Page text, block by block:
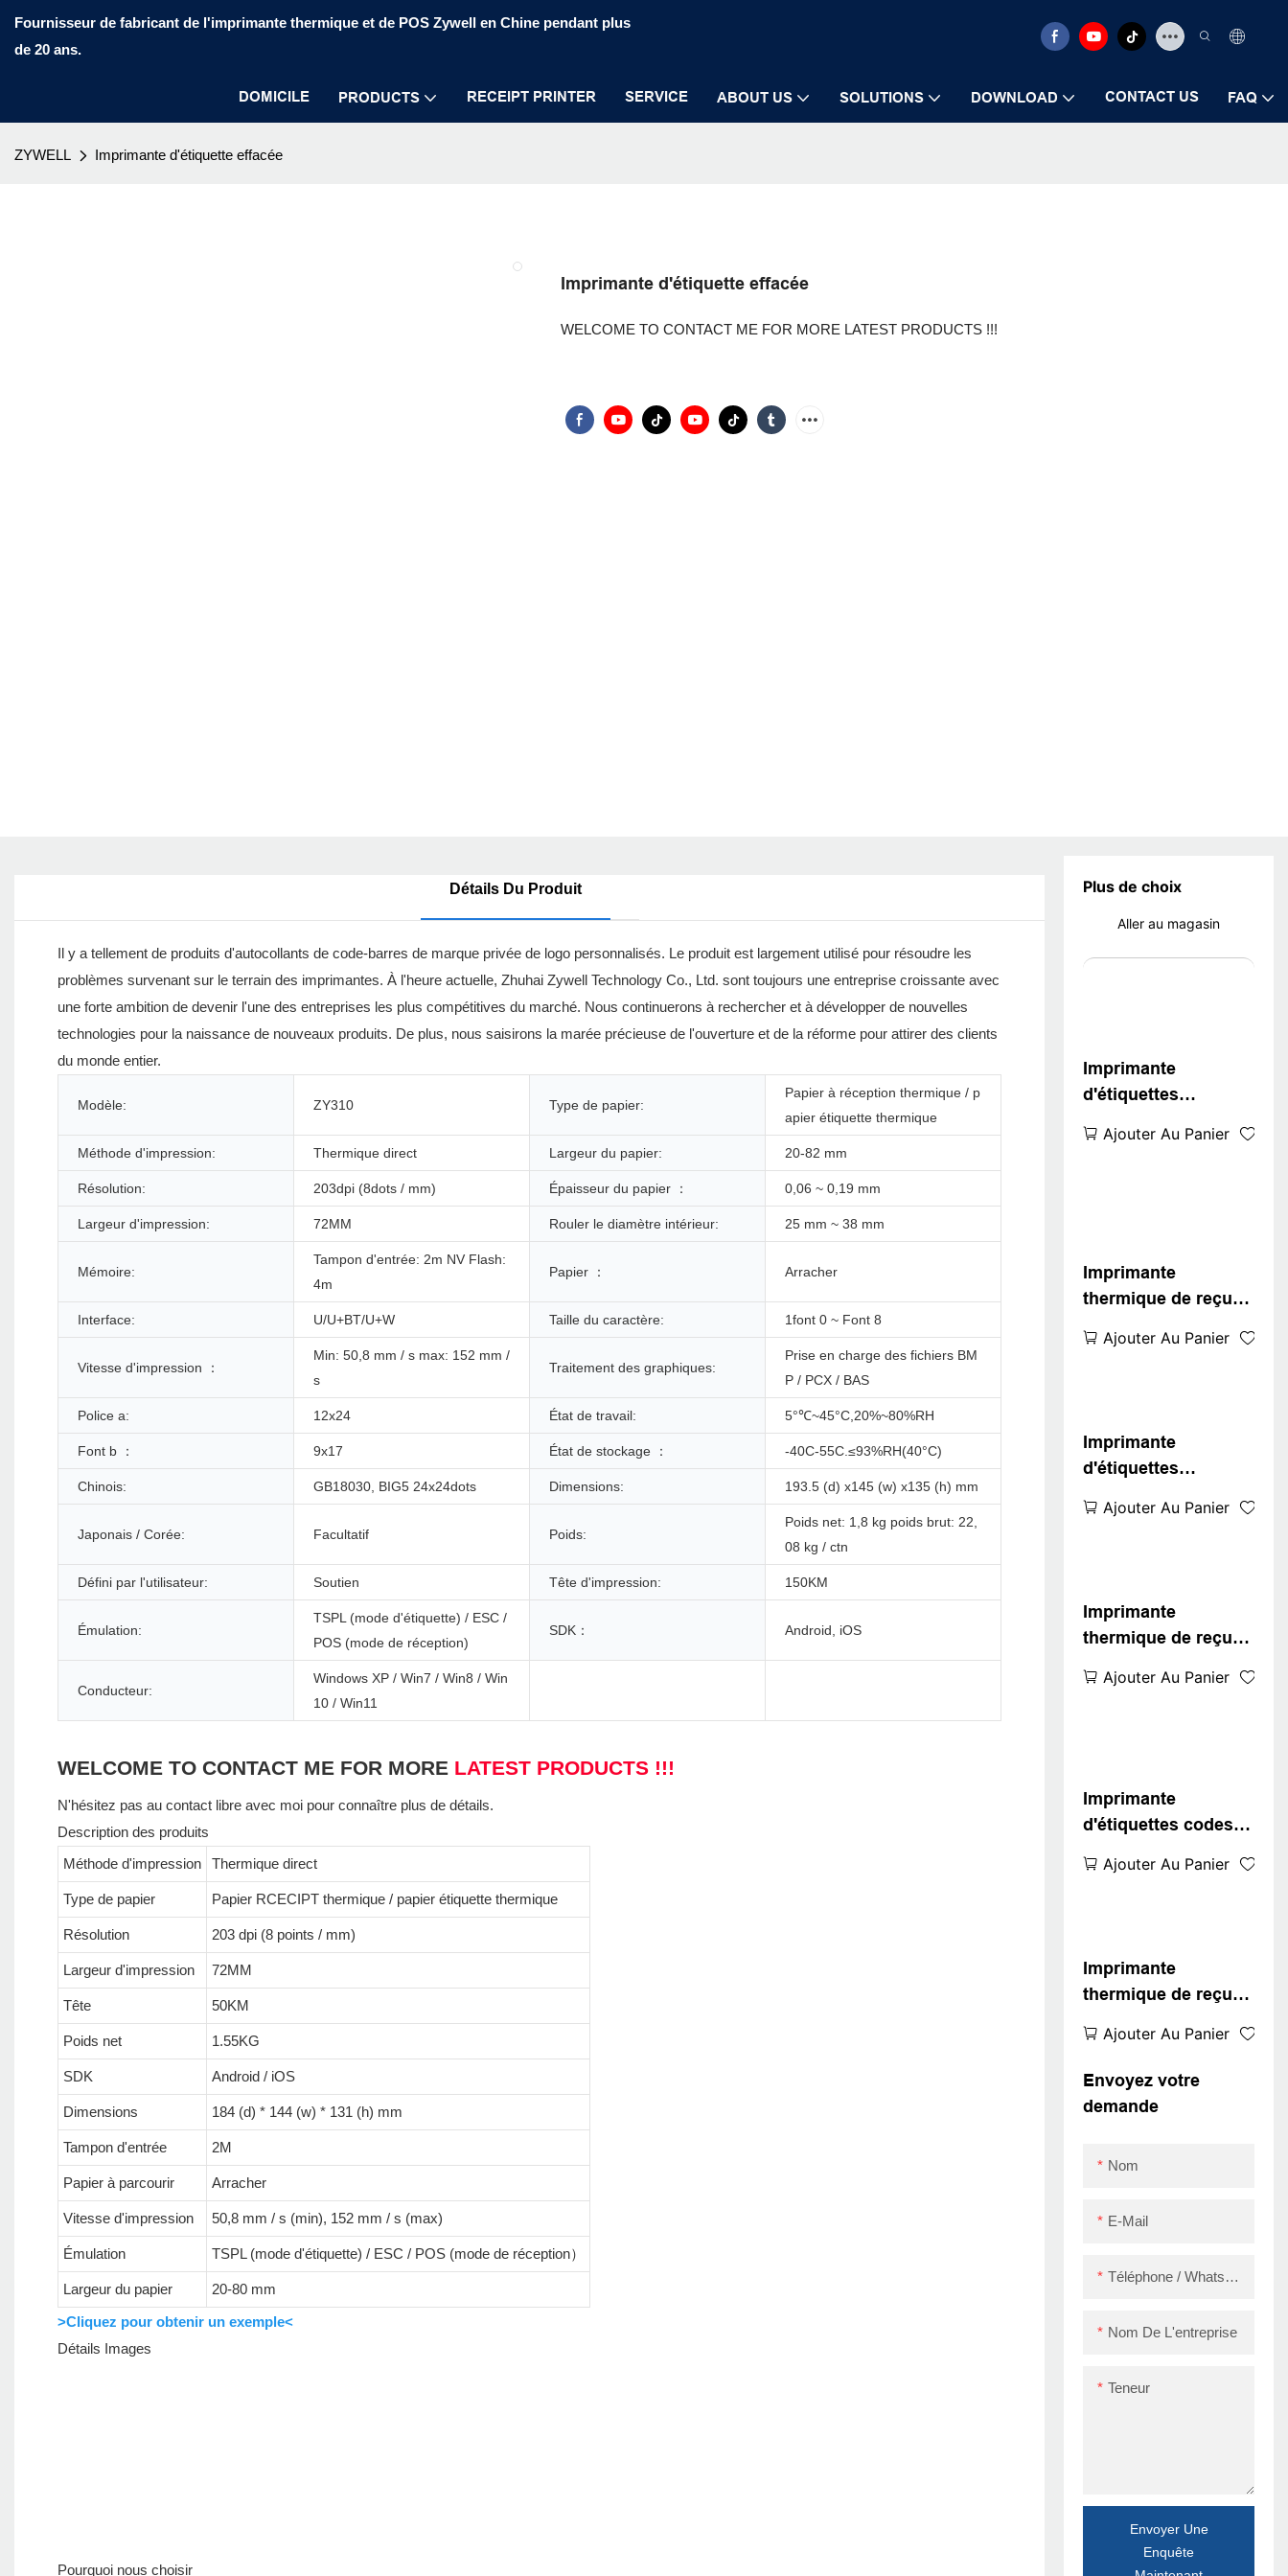
Fournisseur de fabricant de l'imprimante thermique et de POS Zywell en Chine pendant plus
de 20 ans.
DOMICILE PRODUCTS RECEIPT PRINTER SERVICE ABOUT US SOLUTIONS DOWNLOAD CONTACT US FAQ
ZYWELL Imprimante d'étiquette effacée
Imprimante d'étiquette effacée
WELCOME TO CONTACT ME FOR MORE LATEST PRODUCTS !!!
Plus de choix
Aller au magasin
Imprimante
d'étiquettes
ZYWELL ZY-3600
Ajouter Au Panier
Imprimante
thermique de reçus
ZYWELL ZY-H861
Ajouter Au Panier
Imprimante
d'étiquettes
support ZYWELL ZY-
Ajouter Au Panier
Imprimante
thermique de reçus
mm avec port USB +
Ajouter Au Panier
Imprimante
d'étiquettes codes-
compatible avec
Ajouter Au Panier
Imprimante
thermique de reçus
avec port caisse
enregistreuse USB
Ajouter Au Panier
Envoyez votre
demande
Nom
E-Mail
Téléphone / WhatsApp / Skype
Nom De L'entreprise
Teneur
Envoyer Une
Enquête
Détails Du Produit
Il y a tellement de produits d'autocollants de code-barres de marque privée de logo personnalisés. Le produit est largement utilisé pour résoudre les
problèmes survenant sur le terrain des imprimantes. À l'heure actuelle, Zhuhai Zywell Technology Co., Ltd. sont toujours une entreprise croissante avec
une forte ambition de devenir l'une des entreprises les plus compétitives du marché. Nous continuerons à rechercher et à développer de nouvelles
technologies pour la naissance de nouveaux produits. De plus, nous saisirons la marée précieuse de l'ouverture et de la réforme pour attirer des clients
du monde entier.
Modèle: ZY310 Type de papier:
Papier à réception thermique / p
apier étiquette thermique
Méthode d'impression: Thermique direct Largeur du papier: 20-82 mm
Résolution: 203dpi (8dots / mm) Épaisseur du papier ： 0,06 ~ 0,19 mm
Largeur d'impression: 72MM Rouler le diamètre intérieur: 25 mm ~ 38 mm
Mémoire:
Tampon d'entrée: 2m NV Flash:
4m
Papier ： Arracher
Interface: U/U+BT/U+W Taille du caractère: 1font 0 ~ Font 8
Vitesse d'impression ：
Min: 50,8 mm / s max: 152 mm /
s
Traitement des graphiques:
Prise en charge des fichiers BM
P / PCX / BAS
Police a: 12x24 État de travail: 5°℃~45°C,20%~80%RH
Font b ： 9x17 État de stockage ： -40C-55C.≤93%RH(40°C)
Chinois: GB18030, BIG5 24x24dots Dimensions: 193.5 (d) x145 (w) x135 (h) mm
Japonais / Corée: Facultatif Poids:
Poids net: 1,8 kg poids brut: 22,
08 kg / ctn
Défini par l'utilisateur: Soutien Tête d'impression: 150KM
Émulation:
TSPL (mode d'étiquette) / ESC /
POS (mode de réception)
SDK： Android, iOS
Conducteur:
Windows XP / Win7 / Win8 / Win
10 / Win11
WELCOME TO CONTACT ME FOR MORE LATEST PRODUCTS !!!
N'hésitez pas au contact libre avec moi pour connaître plus de détails.
Description des produits
Méthode d'impression
Thermique direct
Type de papier Papier RCECIPT thermique / papier étiquette thermique
Résolution 203 dpi (8 points / mm)
Largeur d'impression 72MM
Tête 50KM
Poids net 1.55KG
SDK Android / iOS
Dimensions 184 (d) * 144 (w) * 131 (h) mm
Tampon d'entrée 2M
Papier à parcourir Arracher
Vitesse d'impression 50,8 mm / s (min), 152 mm / s (max)
Émulation TSPL (mode d'étiquette) / ESC / POS (mode de réception）
Largeur du papier
20-80 mm
>Cliquez pour obtenir un exemple<
Détails Images
Pourquoi nous choisir